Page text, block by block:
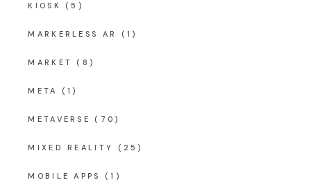
KIOSK (5)
MARKERLESS AR (1)
MARKET (8)
META (1)
METAVERSE (70)
MIXED REALITY (25)
MOBILE APPS (1)